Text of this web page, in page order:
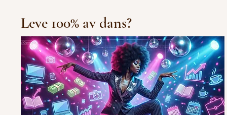
Fresh new set choreo
10/10/10
Leve 100% av dans?